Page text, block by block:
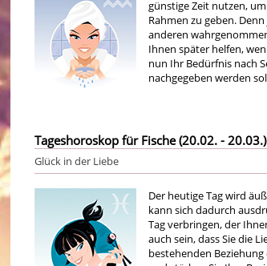
günstige Zeit nutzen,
Rahmen zu geben.
anderen
Ihnen später helfen,
nun Ihr Bedürfnis nach
nachgegeben werden
Tageshoroskop für Fische (20.02. - 20.03.)
Glück in der Liebe
Der heutige Tag wird
kann sich dadurch
Tag verbringen, der
auch sein, dass Sie die
bestehenden